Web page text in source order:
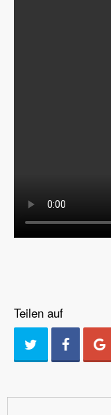
Teilen auf